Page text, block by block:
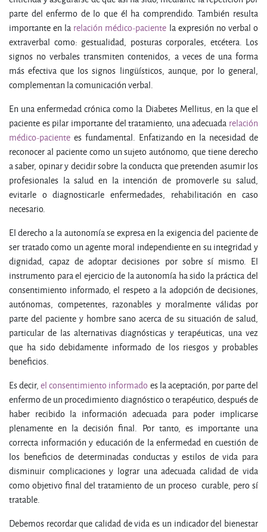
parte del enfermo de lo que él ha comprendido. También resulta
importante en la relación médico-paciente la expresión no verbal o
extraverbal como: gestualidad, posturas corporales, etcétera. Los
signos no verbales transmiten contenidos, a veces de una forma
más efectiva que los signos lingüísticos, aunque, por lo general,
complementan la comunicación verbal.
En una enfermedad crónica como la Diabetes Mellitus, en la que el
paciente es pilar importante del tratamiento, una adecuada relación
médico-paciente es fundamental. Enfatizando en la necesidad de
reconocer al paciente como un sujeto autónomo, que tiene derecho
a saber, opinar y decidir sobre la conducta que pretenden asumir los
profesionales la salud en la intención de promoverle su salud,
evitarle o diagnosticarle enfermedades, rehabilitación en caso
necesario.
El derecho a la autonomía se expresa en la exigencia del paciente de
ser tratado como un agente moral independiente en su integridad y
dignidad, capaz de adoptar decisiones por sobre sí mismo. El
instrumento para el ejercicio de la autonomía ha sido la práctica del
consentimiento informado, el respeto a la adopción de decisiones,
autónomas, competentes, razonables y moralmente válidas por
parte del paciente y hombre sano acerca de su situación de salud,
particular de las alternativas diagnósticas y terapéuticas, una vez
que ha sido debidamente informado de los riesgos y probables
beneficios.
Es decir,el consentimiento informado es la aceptación, por parte del
enfermo de un procedimiento diagnóstico o terapéutico, después de
haber recibido la información adecuada para poder implicarse
plenamente en la decisión final. Por tanto, es importante una
correcta información y educación de la enfermedad en cuestión de
los beneficios de determinadas conductas y estilos de vida para
disminuir complicaciones y lograr una adecuada calidad de vida
como objetivo final del tratamiento de un proceso curable, pero sí
tratable.
Debemos recordar que calidad de vida es un indicador del bienestar